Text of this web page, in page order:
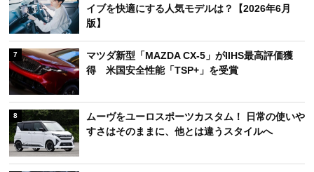
イブを快適にする人気モデルは？【2026年6月
版】
7
マツダ新型「MAZDA CX-5」がIIHS最高評価獲
得 米国安全性能「TSP+」を受賞
8
ムーヴをユーロスポーツカスタム！ 日常の使いや
すさはそのままに、他とは違うスタイルへ